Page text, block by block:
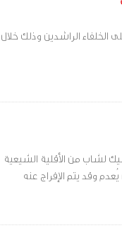
الخلفاء الراشدين وذلك خلال
لشاب من الأقلية الشيعية
إن هذا الشاب لن يُعدم وقد يتم الإفراج عنه